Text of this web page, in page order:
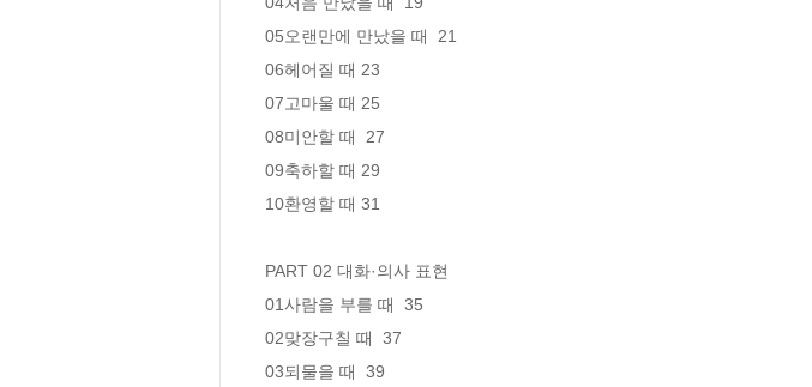
05오랜만에 만났을 때  21
06헤어질 때 23
07고마울 때 25
08미안할 때  27
09축하할 때 29
10환영할 때 31
PART 02 대화·의사 표현
01사람을 부를 때  35
02맞장구칠 때  37
03되물을 때  39